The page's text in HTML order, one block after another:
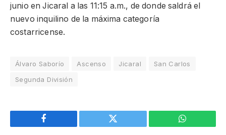
junio en Jicaral a las 11:15 a.m., de donde saldrá el
nuevo inquilino de la máxima categoría
costarricense.
Álvaro Saborío Ascenso Jicaral
San Carlos
Segunda División
Facebook Twitter WhatsApp